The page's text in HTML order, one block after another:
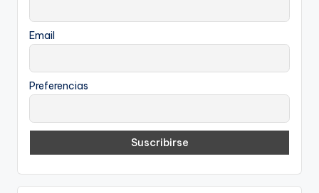
Email
Preferencias